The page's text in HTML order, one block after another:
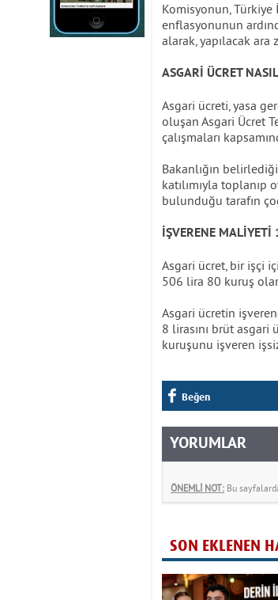
Komisyonun, Türkiye
enflasyonunun
alarak, yapılacak ara
ASGARİ ÜCRET
Asgari ücreti, yasa
oluşan Asgari Ücret
çalışmaları
Bakanlığın
katılımıyla toplanıp
bulunduğu tarafın
İŞVERENE
Asgari ücret, bir işçi
506 lira 80 kuruş
Asgari ücretin
8 lirasını brüt
kuruşunu işveren
Beğen
YORUMLAR
ÖNEMLİ NOT: Bu
SON EKLENEN